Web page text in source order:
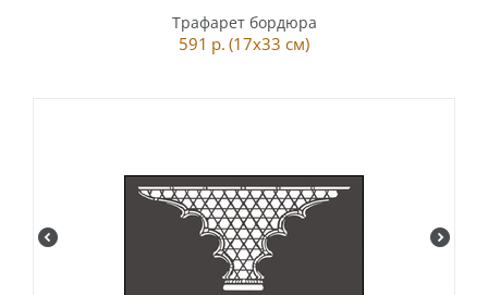
Трафарет бордюра
591 р. (17x33 см)